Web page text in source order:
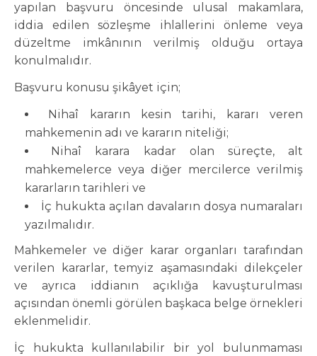
yapılan başvuru öncesinde ulusal makamlara,
iddia edilen sözleşme ihlallerini önleme veya
düzeltme imkânının verilmiş olduğu ortaya
konulmalıdır.
Başvuru konusu şikâyet için;
Nihaî kararın kesin tarihi, kararı veren
mahkemenin adı ve kararın niteliği;
Nihaî karara kadar olan süreçte, alt
mahkemelerce veya diğer mercilerce verilmiş
kararların tarihleri ve
İç hukukta açılan davaların dosya numaraları
yazılmalıdır.
Mahkemeler ve diğer karar organları tarafından
verilen kararlar, temyiz aşamasındaki dilekçeler
ve ayrıca iddianın açıklığa kavuşturulması
açısından önemli görülen başkaca belge örnekleri
eklenmelidir.
İç hukukta kullanılabilir bir yol bulunmaması